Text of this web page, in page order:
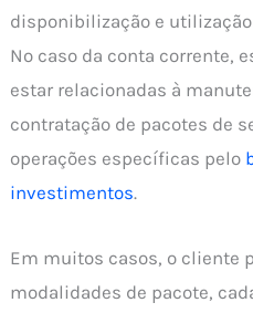
disponibilização e
No caso da conta corrente,
estar relacionadas à
contratação de pacotes de
operações específicas pelo
investimentos.
Em muitos casos, o cliente
modalidades de pacote,